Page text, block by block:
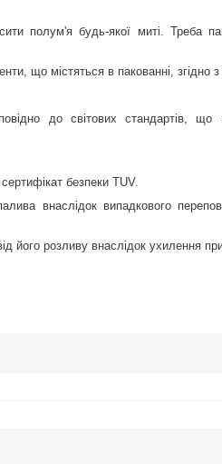
полум'я будь-якої миті. Треба
що містяться в пакованні, згідно з
до світових стандартів,
безпеки TUV.
внаслідок випадкового
його розливу внаслідок ухилення